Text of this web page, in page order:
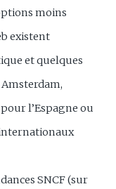
moins
existent
et quelques
l’Espagne ou
SNCF (sur